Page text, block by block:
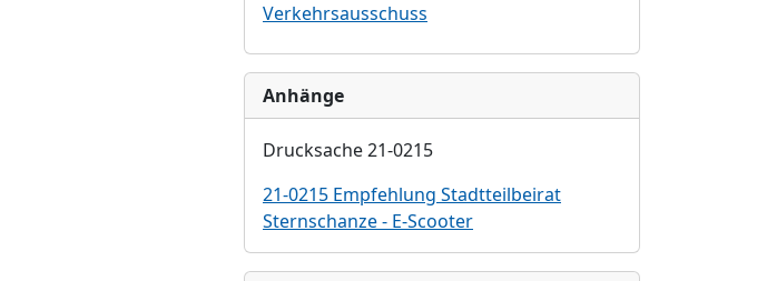
Verkehrsausschuss
Anhänge
Drucksache 21-0215
21-0215 Empfehlung Stadtteilbeirat
Sternschanze - E-Scooter